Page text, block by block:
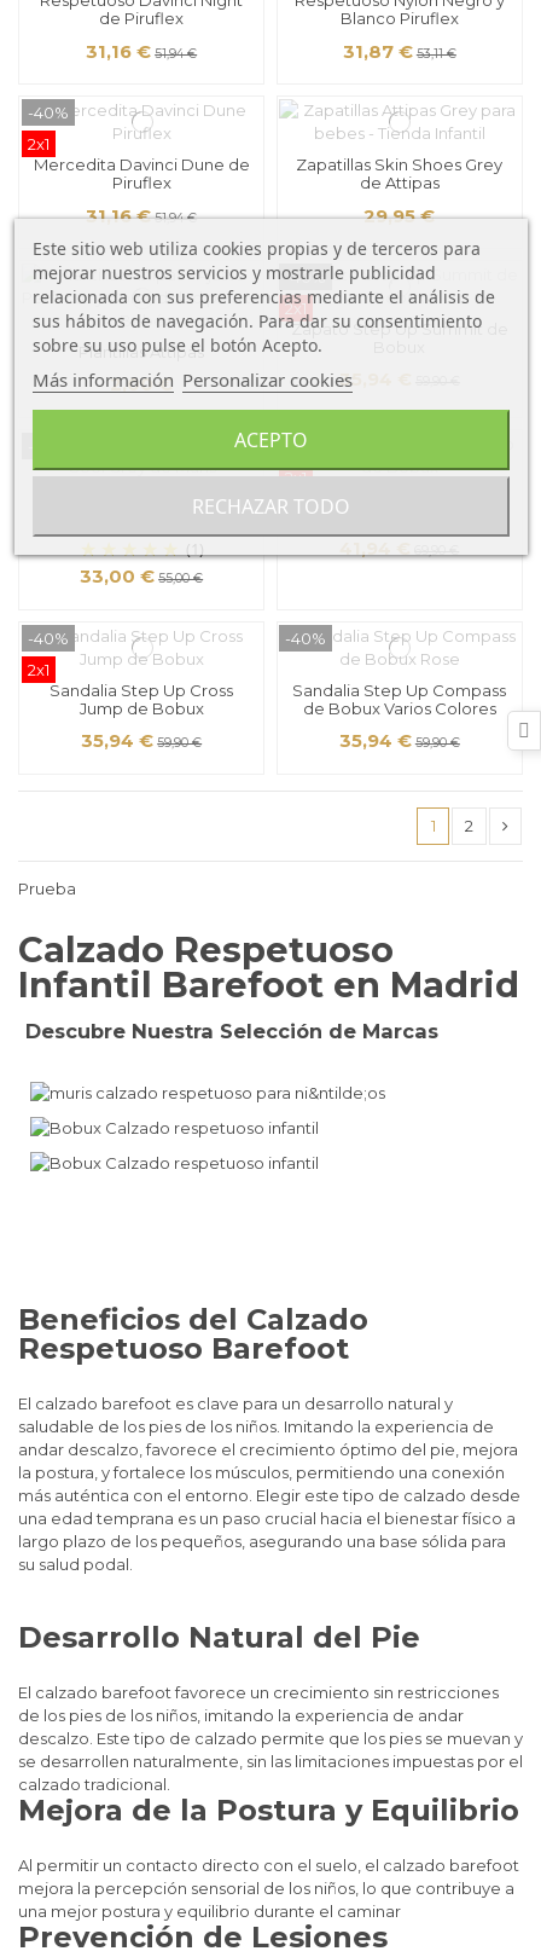
de Piruflex
31,16 € 51,94 €
Blanco Piruflex
31,87 € 53,11 €
-40%
2x1
Mercedita Davinci Dune de
Piruflex
31,16 € 51,94 €
Zapatillas Skin Shoes Grey
de Attipas
29,95 €
Plantillas Attipas
2,00 €
-40%
2x1
Zapato Step Up Summit de
35,94 €
Zapato Respetuoso Terre
Cool Grey de Muris
(1)
33,00 € 55,00 €
-40%
2x1
Sandalia I Walk Cross Jump
-40%
2x1
Sandalia Step Up Cross
Jump de Bobux
35,94 € 59,90 €
-40%
Sandalia Step Up Compass
de Bobux Varios Colores
35,94 € 59,90 €
1 2
Prueba
Calzado Respetuoso
Infantil Barefoot en Madrid
Descubre Nuestra Selección de Marcas
Dile Hola a la libertad del movimiento
Muris
Innovación en Calzado Barefoot
Descúbrela
Bobux
Descúbrela
Seguridad y Diversión para los Pequeños Exploradores
Slipstop
Descúbrela
Attipas
Beneficios del Calzado
Respetuoso Barefoot
El calzado barefoot es clave para un desarrollo natural y
saludable de los pies de los niños. Imitando la experiencia de
andar descalzo, favorece el crecimiento óptimo del pie, mejora
la postura, y fortalece los músculos, permitiendo una conexión
más auténtica con el entorno. Elegir este tipo de calzado desde
una edad temprana es un paso crucial hacia el bienestar físico a
largo plazo de los pequeños, asegurando una base sólida para
su salud podal.
Desarrollo Natural del Pie
El calzado barefoot favorece un crecimiento sin restricciones
de los pies de los niños, imitando la experiencia de andar
descalzo. Este tipo de calzado permite que los pies se muevan y
se desarrollen naturalmente, sin las limitaciones impuestas por el
calzado tradicional.
Mejora de la Postura y Equilibrio
Al permitir un contacto directo con el suelo, el calzado barefoot
mejora la percepción sensorial de los niños, lo que contribuye a
una mejor postura y equilibrio durante el caminar
Prevención de Lesiones
Este sitio web utiliza cookies propias y de terceros para
mejorar nuestros servicios y mostrarle publicidad
relacionada con sus preferencias mediante el análisis de
sus hábitos de navegación. Para dar su consentimiento
sobre su uso pulse el botón Acepto.
Más información Personalizar cookies
RECHAZAR TODO
ACEPTO